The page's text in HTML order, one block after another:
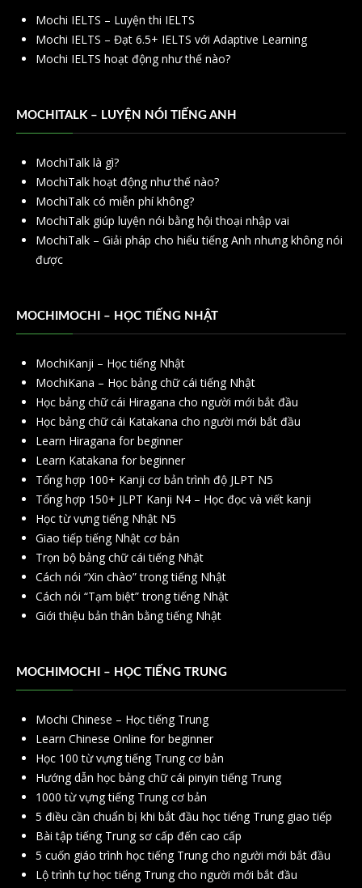
Mochi IELTS – Luyện thi IELTS
Mochi IELTS – Đạt 6.5+ IELTS với Adaptive Learning
Mochi IELTS hoạt động như thế nào?
MOCHITALK – LUYỆN NÓI TIẾNG ANH
MochiTalk là gì?
MochiTalk hoạt động như thế nào?
MochiTalk có miễn phí không?
MochiTalk giúp luyện nói bằng hội thoại nhập vai
MochiTalk – Giải pháp cho hiểu tiếng Anh nhưng không nói
được
MOCHIMOCHI – HỌC TIẾNG NHẬT
MochiKanji – Học tiếng Nhật
MochiKana – Học bảng chữ cái tiếng Nhật
Học bảng chữ cái Hiragana cho người mới bắt đầu
Học bảng chữ cái Katakana cho người mới bắt đầu
Learn Hiragana for beginner
Learn Katakana for beginner
Tổng hợp 100+ Kanji cơ bản trình độ JLPT N5
Tổng hợp 150+ JLPT Kanji N4 – Học đọc và viết kanji
Học từ vựng tiếng Nhật N5
Giao tiếp tiếng Nhật cơ bản
Trọn bộ bảng chữ cái tiếng Nhật
Cách nói “Xin chào” trong tiếng Nhật
Cách nói “Tạm biệt” trong tiếng Nhật
Giới thiệu bản thân bằng tiếng Nhật
MOCHIMOCHI – HỌC TIẾNG TRUNG
Mochi Chinese – Học tiếng Trung
Learn Chinese Online for beginner
Học 100 từ vựng tiếng Trung cơ bản
Hướng dẫn học bảng chữ cái pinyin tiếng Trung
1000 từ vựng tiếng Trung cơ bản
5 điều cần chuẩn bị khi bắt đầu học tiếng Trung giao tiếp
Bài tập tiếng Trung sơ cấp đến cao cấp
5 cuốn giáo trình học tiếng Trung cho người mới bắt đầu
Lộ trình tự học tiếng Trung cho người mới bắt đầu